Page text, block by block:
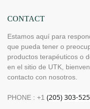
CONTACT
Estamos aquí para
que pueda tener o
productos terapéuticos o
en el sitio de UTK,
contacto con nosotros.
PHONE : +1